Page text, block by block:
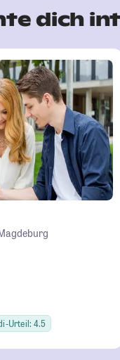
dich
Urteil: 4.5